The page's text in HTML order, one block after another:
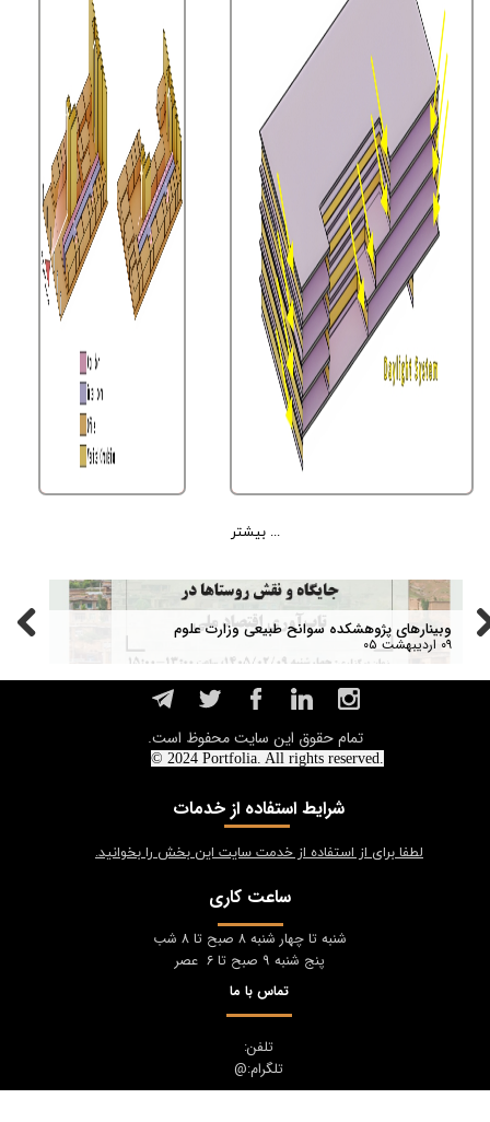
بیشتر ...
وبینارهای پژوهشکده سوانح طبیعی وزارت علوم
۰۹ اردیبهشت ۰۵
شرایط استفاده از خدمات
لطفا برای از استفاده از خدمت سایت این بخش را بخوانید.
ساعت کاری
شنبه تا چهار شنبه 8 صبح تا 8 شب
پنج شنبه 9 صبح تا 6 عصر
تماس با ما
تلفن:
تلگرام:@
تمام حقوق این سایت محفوظ است.
© 2024 Portfolia. All rights reserved.